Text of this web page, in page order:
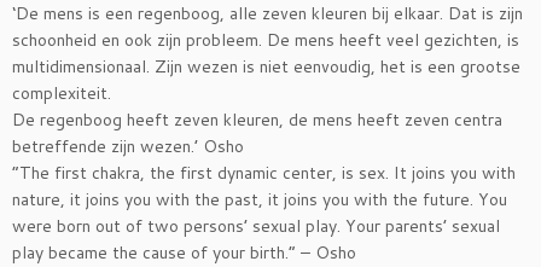
‘De mens is een regenboog, alle zeven kleuren bij elkaar. Dat is zijn
schoonheid en ook zijn probleem. De mens heeft veel gezichten, is
multidimensionaal. Zijn wezen is niet eenvoudig, het is een grootse
complexiteit.
De regenboog heeft zeven kleuren, de mens heeft zeven centra
betreffende zijn wezen.’ Osho
“The first chakra, the first dynamic center, is sex. It joins you with
nature, it joins you with the past, it joins you with the future. You
were born out of two persons’ sexual play. Your parents’ sexual
play became the cause of your birth.” – Osho